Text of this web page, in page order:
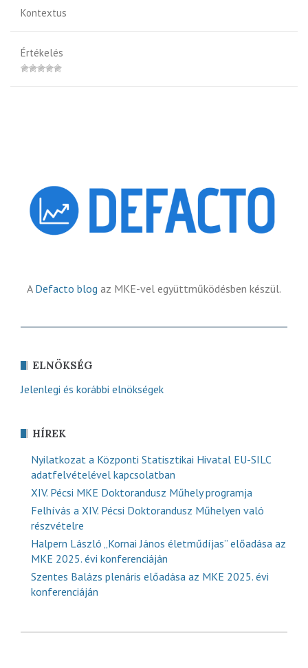
Kontextus
Értékelés
A Defacto blog az MKE-vel együttműködésben készül.
ELNÖKSÉG
Jelenlegi és korábbi elnökségek
HÍREK
Nyilatkozat a Központi Statisztikai Hivatal EU-SILC
adatfelvételével kapcsolatban
XIV. Pécsi MKE Doktorandusz Műhely programja
Felhívás a XIV. Pécsi Doktorandusz Műhelyen való
részvételre
Halpern László „Kornai János életműdíjas” előadása az
MKE 2025. évi konferenciáján
Szentes Balázs plenáris előadása az MKE 2025. évi
konferenciáján